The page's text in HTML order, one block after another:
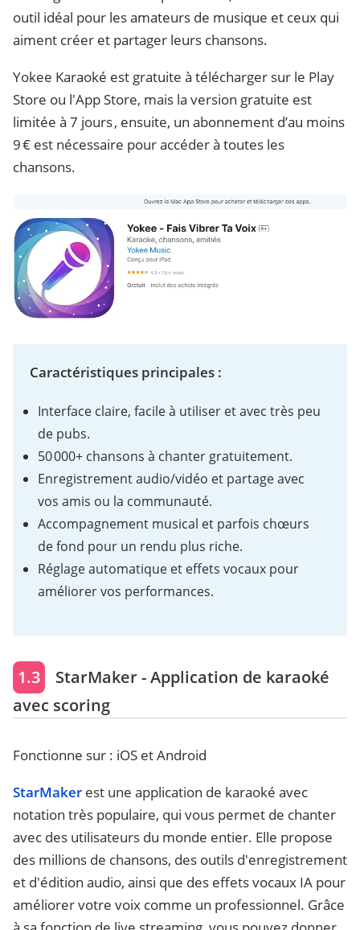
outil idéal pour les amateurs de musique et ceux qui
aiment créer et partager leurs chansons.
Yokee Karaoké est gratuite à télécharger sur le Play
Store ou l'App Store, mais la version gratuite est
limitée à 7 jours , ensuite, un abonnement d’au moins
9 € est nécessaire pour accéder à toutes les
chansons.
Caractéristiques principales :
Interface claire, facile à utiliser et avec très peu
de pubs.
50 000+ chansons à chanter gratuitement.
Enregistrement audio/vidéo et partage avec
vos amis ou la communauté.
Accompagnement musical et parfois chœurs
de fond pour un rendu plus riche.
Réglage automatique et effets vocaux pour
améliorer vos performances.
1.3
StarMaker - Application de karaoké
avec scoring
Fonctionne sur : iOS et Android
StarMaker est une application de karaoké avec
notation très populaire, qui vous permet de chanter
avec des utilisateurs du monde entier. Elle propose
des millions de chansons, des outils d'enregistrement
et d'édition audio, ainsi que des effets vocaux IA pour
améliorer votre voix comme un professionnel. Grâce